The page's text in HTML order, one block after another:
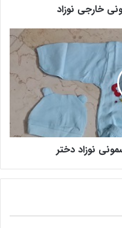
خارجی نوزاد
نوزاد دختر